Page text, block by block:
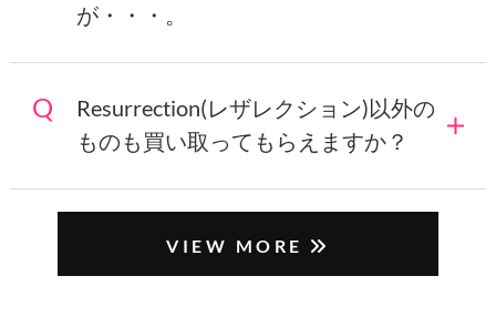
が・・・。
Resurrection(レザレクション)以外の
ものも買い取ってもらえますか？
VIEW MORE